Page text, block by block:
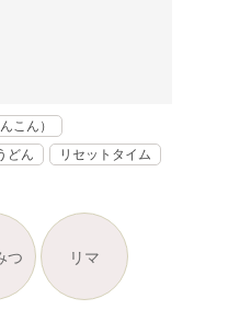
こん）
どん リセットタイム
つ リマ